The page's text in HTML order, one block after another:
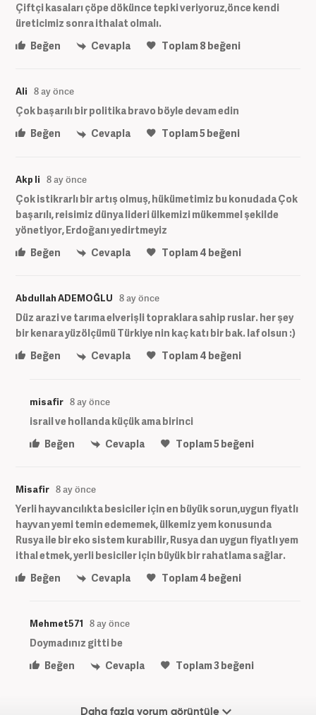
Çiftçi kasaları çöpe dökünce tepki veriyoruz,önce kendi
üreticimiz sonra ithalat olmalı.
Beğen
Cevapla Toplam8beğeni
Ali 8 ay önce
Çok başarılı bir politika bravo böyle devam edin
Beğen
Cevapla Toplam5beğeni
Akp li 8 ay önce
Çok istikrarlı bir artış olmuş, hükümetimiz bu konudada Çok
başarılı, reisimiz dünya lideri ülkemizi mükemmel şekilde
yönetiyor, Erdoğanı yedirtmeyiz
Beğen
Cevapla Toplam4 beğeni
Abdullah ADEMOĞLU 8 ay önce
Düz arazi ve tarıma elverişli topraklara sahip ruslar. her şey
bir kenara yüzölçümü Türkiye nin kaç katı bir bak. laf olsun :)
Beğen
Cevapla Toplam4 beğeni
misafir 8 ay önce
israil ve hollanda küçük ama birinci
Beğen
Cevapla Toplam5beğeni
Misafir 8 ay önce
Yerli hayvancılıkta besiciler için en büyük sorun,uygun fiyatlı
hayvan yemi temin edememek, ülkemiz yem konusunda
Rusya ile bir eko sistem kurabilir, Rusya dan uygun fiyatlı yem
ithal etmek, yerli besiciler için büyük bir rahatlama sağlar.
Beğen
Cevapla Toplam4 beğeni
Mehmet571 8 ay önce
Doymadınız gitti be
Beğen
Cevapla Toplam3beğeni
Daha fazla yorum görüntüle